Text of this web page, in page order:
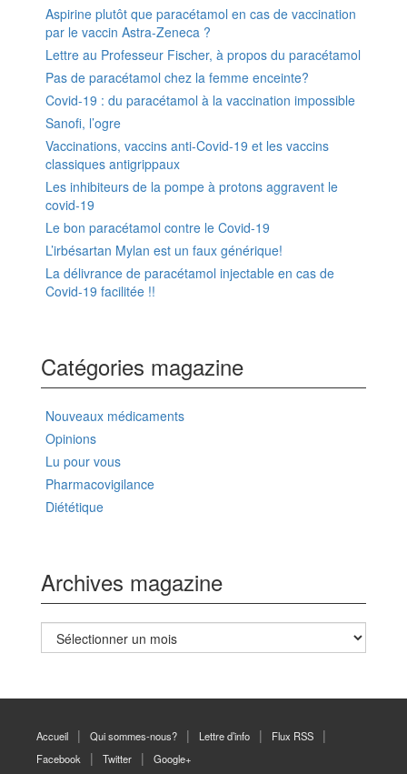
Aspirine plutôt que paracétamol en cas de vaccination
par le vaccin Astra-Zeneca ?
Lettre au Professeur Fischer, à propos du paracétamol
Pas de paracétamol chez la femme enceinte?
Covid-19 : du paracétamol à la vaccination impossible
Sanofi, l’ogre
Vaccinations, vaccins anti-Covid-19 et les vaccins
classiques antigrippaux
Les inhibiteurs de la pompe à protons aggravent le
covid-19
Le bon paracétamol contre le Covid-19
L’irbésartan Mylan est un faux générique!
La délivrance de paracétamol injectable en cas de
Covid-19 facilitée !!
Catégories magazine
Nouveaux médicaments
Opinions
Lu pour vous
Pharmacovigilance
Diététique
Archives magazine
Archives
magazine
Accueil Qui sommes-nous? Lettre d’info
Flux RSS
Facebook
Twitter Google+